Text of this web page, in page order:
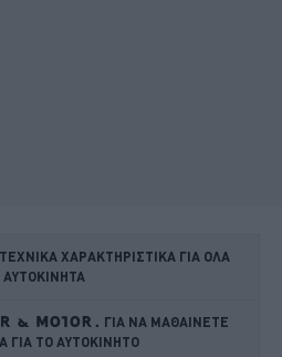
ΧΑΡΑΚΤΗΡΙΣΤΙΚΑ ΓΙΑ ΟΛΑ
ΑΥΤΟΚΙΝΗΤΑ
ΓΙΑ ΝΑ ΜΑΘΑΙΝΕΤΕ
ΓΙΑ ΤΟ ΑΥΤΟΚΙΝΗΤΟ